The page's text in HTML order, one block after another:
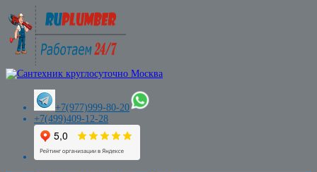
+7(977)999-80-20
+7(499)409-12-28